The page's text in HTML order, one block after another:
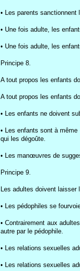
• Les parents
• Une fois adulte, les
• Une fois adulte, les
Principe 8.
A tout propos les enfants
A tout propos les enfants
• Les enfants ne doivent
• Les enfants sont à
qui les dégoûte.
• Les manœuvres de
Principe 9.
Les adultes doivent laisser
• Les pédophiles se
• Contrairement aux
autre par le pédophile.
• Les relations sexuelles
• Les relations sexuelles